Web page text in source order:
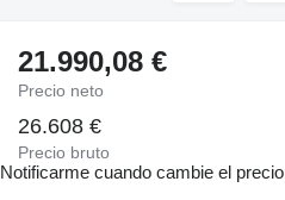
21.990,08 €
Precio neto
26.608 €
Precio bruto
Notificarme cuando cambie el precio